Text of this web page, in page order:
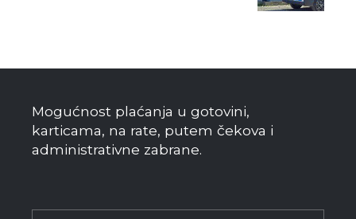
Mogućnost plaćanja u gotovini,
karticama, na rate, putem čekova i
administrativne zabrane.